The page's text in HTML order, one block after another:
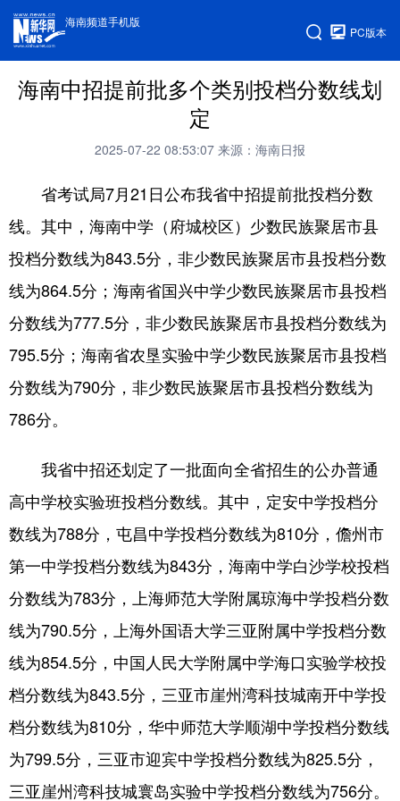
海南频道手机版
PC版本
海南中招提前批多个类别投档分数线划
定
2025-07-22 08:53:07 来源：海南日报
省考试局7月21日公布我省中招提前批投档分数
线。其中，海南中学（府城校区）少数民族聚居市县
投档分数线为843.5分，非少数民族聚居市县投档分数
线为864.5分；海南省国兴中学少数民族聚居市县投档
分数线为777.5分，非少数民族聚居市县投档分数线为
795.5分；海南省农垦实验中学少数民族聚居市县投档
分数线为790分，非少数民族聚居市县投档分数线为
786分。
我省中招还划定了一批面向全省招生的公办普通
高中学校实验班投档分数线。其中，定安中学投档分
数线为788分，屯昌中学投档分数线为810分，儋州市
第一中学投档分数线为843分，海南中学白沙学校投档
分数线为783分，上海师范大学附属琼海中学投档分数
线为790.5分，上海外国语大学三亚附属中学投档分数
线为854.5分，中国人民大学附属中学海口实验学校投
档分数线为843.5分，三亚市崖州湾科技城南开中学投
档分数线为810分，华中师范大学顺湖中学投档分数线
为799.5分，三亚市迎宾中学投档分数线为825.5分，
三亚崖州湾科技城寰岛实验中学投档分数线为756分。